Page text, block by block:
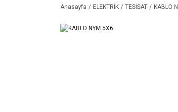
Anasayfa ELEKTRİK TESİSAT KABLO